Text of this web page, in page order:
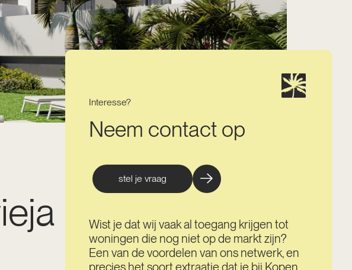
Interesse?
Neem contact op
stel je vraag
Wist je dat wij vaak al toegang krijgen tot
woningen die nog niet op de markt zijn?
Een van de voordelen van ons netwerk, en
precies het soort extraatje dat je bij Kopen